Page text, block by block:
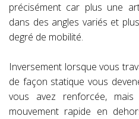
précisément car plus une
dans des angles variés et
degré de mobilité.
Inversement lorsque vous
de façon statique vous
vous avez renforcée,
mouvement rapide en